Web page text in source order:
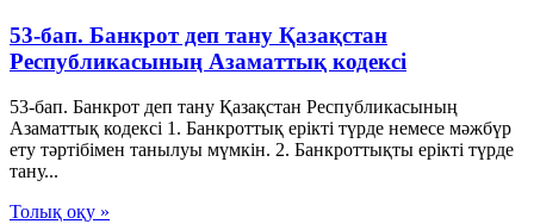
53-бап. Банкрот деп тану Қазақстан
Республикасының Азаматтық кодексi
53-бап. Банкрот деп тану Қазақстан Республикасының
Азаматтық кодексi 1. Банкроттық ерiктi түрде немесе мәжбүр
ету тәртiбiмен танылуы мүмкiн. 2. Банкроттықты ерiктi түрде
тану...
Толық оқу »